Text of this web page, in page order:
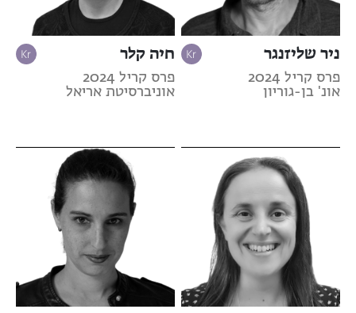
ניר שליזנגר
פרס קריל 2024
אונ' בן-גוריון
חיה קלר
פרס קריל 2024
אוניברסיטת אריאל